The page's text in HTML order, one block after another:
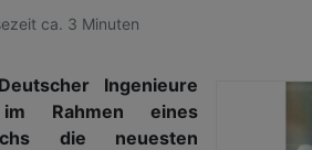
ca. 3 Minuten
Ingenieure
Rahmen eines
die neuesten